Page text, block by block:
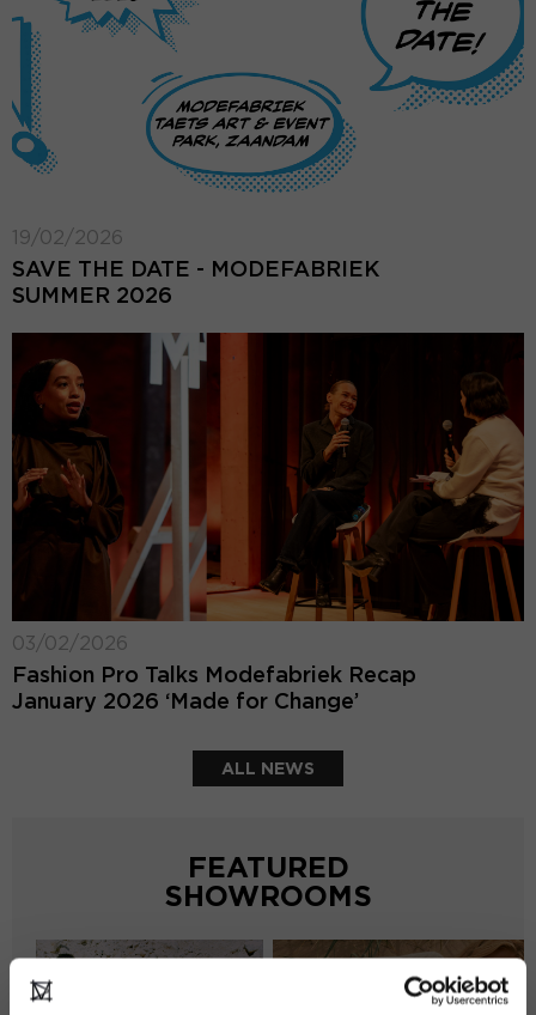
19/02/2026
SAVE THE DATE - MODEFABRIEK
SUMMER 2026
03/02/2026
Fashion Pro Talks Modefabriek Recap
January 2026 ‘Made for Change’
ALL NEWS
FEATURED
SHOWROOMS